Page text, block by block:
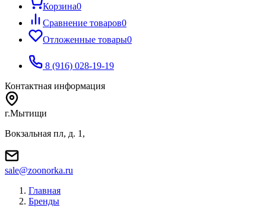
Корзина0
Сравнение товаров0
Отложенные товары0
8 (916) 028-19-19
Контактная информация
г.Мытищи
Вокзальная пл, д. 1,
sale@zoonorka.ru
Главная
Бренды